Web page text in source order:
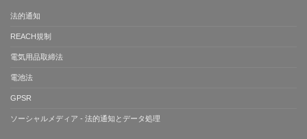
法的通知
REACH規制
電気用品取締法
電池法
GPSR
ソーシャルメディア - 法的通知とデータ処理